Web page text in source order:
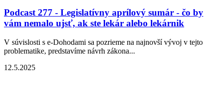
Podcast 277 - Legislatívny aprílový sumár - čo by
vám nemalo ujsť, ak ste lekár alebo lekárnik
V súvislosti s e-Dohodami sa pozrieme na najnovší vývoj v tejto
problematike, predstavíme návrh zákona...
12.5.2025